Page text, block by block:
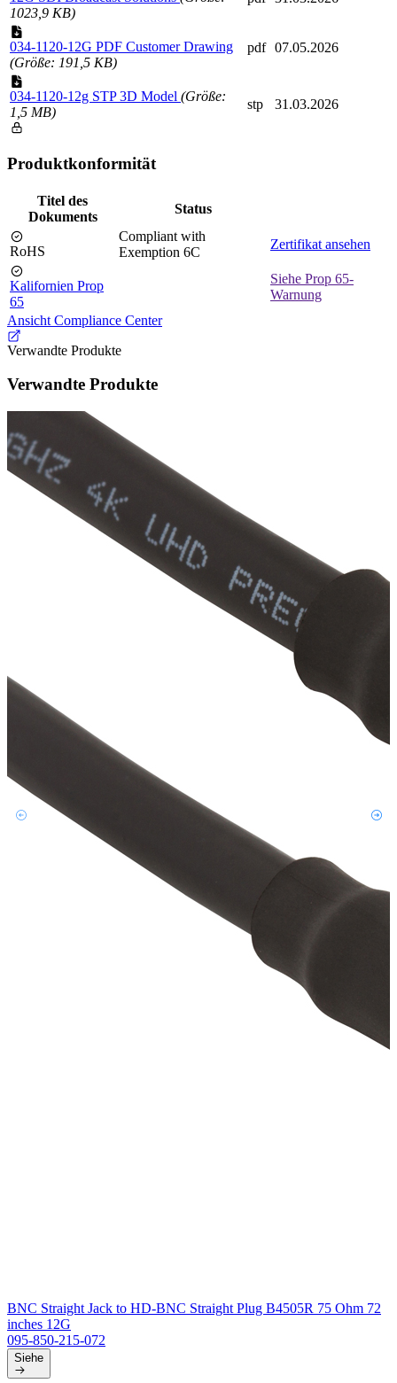
1023,9 KB)
034-1120-12G PDF Customer Drawing
(Größe: 191,5 KB)
pdf 07.05.2026
034-1120-12g STP 3D Model (Größe:
1,5 MB)
stp 31.03.2026
Produktkonformität
Titel des
Dokuments
Status
RoHS
Compliant with
Exemption 6C
Zertifikat ansehen
Kalifornien Prop
65
Siehe Prop 65-
Warnung
Ansicht Compliance Center
Verwandte Produkte
Verwandte Produkte
BNC Straight Jack to HD-BNC Straight Plug B4505R 75 Ohm 72
inches 12G
095-850-215-072
Siehe